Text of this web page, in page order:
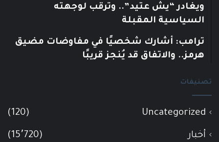
ويغادر “يش عتيد”.. وترقب لوجهته
السياسية المقبلة
ترامب: أشارك شخصيًا في مفاوضات مضيق
هرمز.. والاتفاق قد يُنجز قريبًا
تصنيفات
Uncategorized
(120)
أخبار (15٬720)